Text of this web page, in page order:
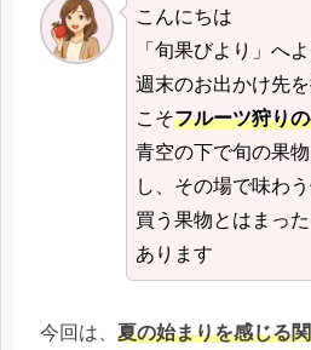
こんにちは
「旬果びより」へ
週末のお出かけ先
こそフルーツ狩り
青空の下で旬の果
し、その場で味わ
買う果物とはまっ
あります
今回は、 夏の始まりを感じる